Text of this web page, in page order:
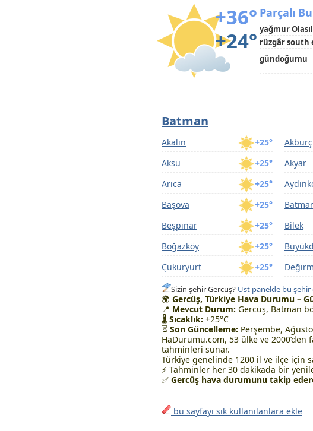
+36°
+24°
Parçalı
yağmur
rüzgâr south
gündoğumu
Batman
+25°
Akalın Akburç
+25°
Aksu Akyar
+25°
Arıca
+25°
Başova
+25°
Beşpınar Bilek
+25°
Boğazköy
+25°
Çukuryurt
Sizin şehir Gercüş? Üst panelde bu şehir
🌍 Gercüş, Türkiye Hava Durumu –
📍 Mevcut Durum: Gercüş, Batman
🌡 Sıcaklık: +25°C
⏳ Son Güncelleme: Perşembe,
HaDurumu.com, 53 ülke ve
tahminleri sunar.
Türkiye genelinde 1200 il ve ilçe için
⚡ Tahminler her 30 dakikada bir
✅ Gercüş hava durumunu takip
bu sayfayı sık kullanılanlara ekle